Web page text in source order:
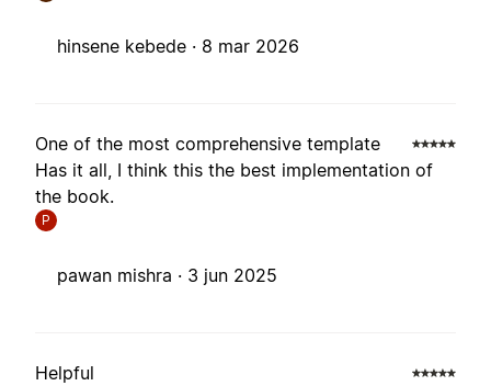
hinsene kebede · 8 mar 2026
One of the most comprehensive template
Has it all, I think this the best implementation of
the book.
P
pawan mishra · 3 jun 2025
Helpful